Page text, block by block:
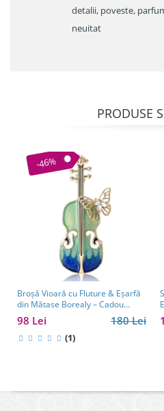
detalii, poveste,
neuitat
PRODUSE
-46%
Broșă Vioară cu Fluture & Eșarfă
din Mătase Borealy – Cadou
Elegant pentru Femei
180 Lei
98 Lei
(1)